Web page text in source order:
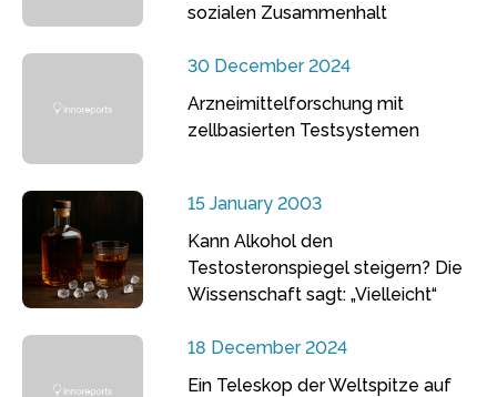
sozialen Zusammenhalt
30 December 2024
Arzneimittelforschung mit
zellbasierten Testsystemen
15 January 2003
Kann Alkohol den
Testosteronspiegel steigern? Die
Wissenschaft sagt: „Vielleicht“
18 December 2024
Ein Teleskop der Weltspitze auf